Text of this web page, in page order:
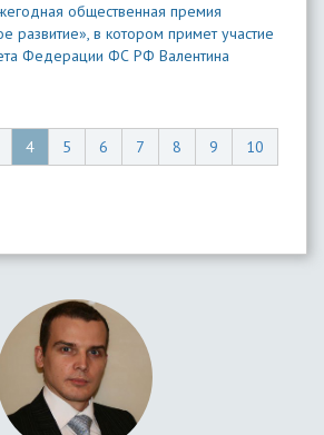
общественная премия
развитие», в котором примет участие
Федерации ФС РФ Валентина
4 5 6 7 8 9
10